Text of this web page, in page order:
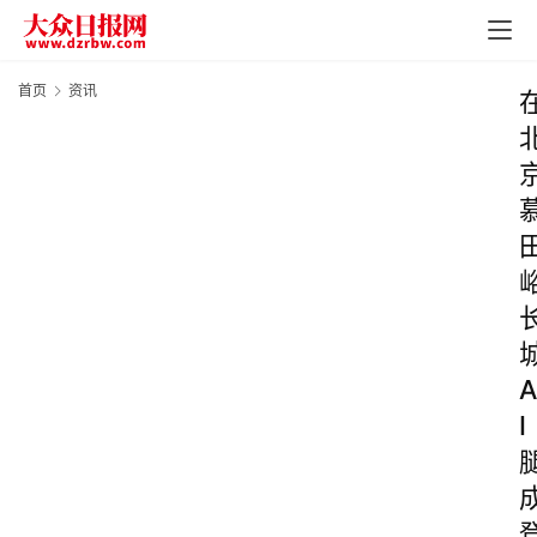
首页 资讯
A
I